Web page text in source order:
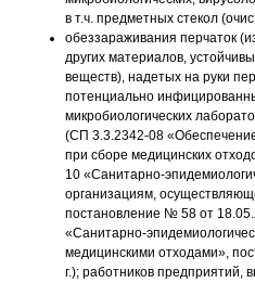
в т.ч. предметных стекол
обеззараживания перчаток
других материалов,
веществ), надетых на руки
потенциально
микробиологических
(СП 3.3.2342-08
при сборе медицинских
10 «Санитарно-
организациям,
постановление № 58 от
«Санитарно-
медицинскими отходами»,
г.); работников предприятий,